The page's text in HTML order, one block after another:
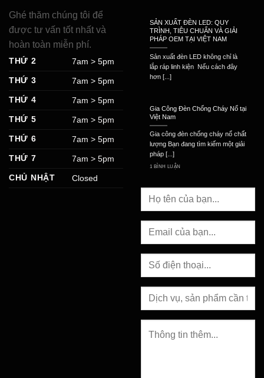
Ghé thăm chúng tôi để
được tư vấn tốt nhất và
hoàn toàn miễn phí.
THỨ 2
7am > 5pm
THỨ 3
7am > 5pm
THỨ 4
7am > 5pm
THỨ 5
7am > 5pm
THỨ 6
7am > 5pm
THỨ 7
7am > 5pm
CHỦ NHẬT
Closed
SẢN XUẤT ĐÈN LED: QUY
TRÌNH, TIÊU CHUẨN VÀ GIẢI
PHÁP OEM TẠI VIỆT NAM
Sản xuất đèn LED không chỉ là
lắp ráp linh kiện Nếu cách đây
hơn [...]
Gia Công Đèn Chống Cháy Nổ tại
Việt Nam
Gia công đèn chống cháy nổ chất
lượng Bạn đang tìm kiếm một giải
pháp [...]
1 BÌNH LUẬN